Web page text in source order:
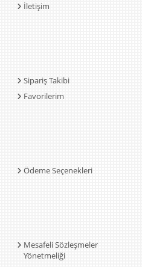
İletişim
Sipariş Takibi
Favorilerim
Ödeme Seçenekleri
Mesafeli Sözleşmeler
Yönetmeliği